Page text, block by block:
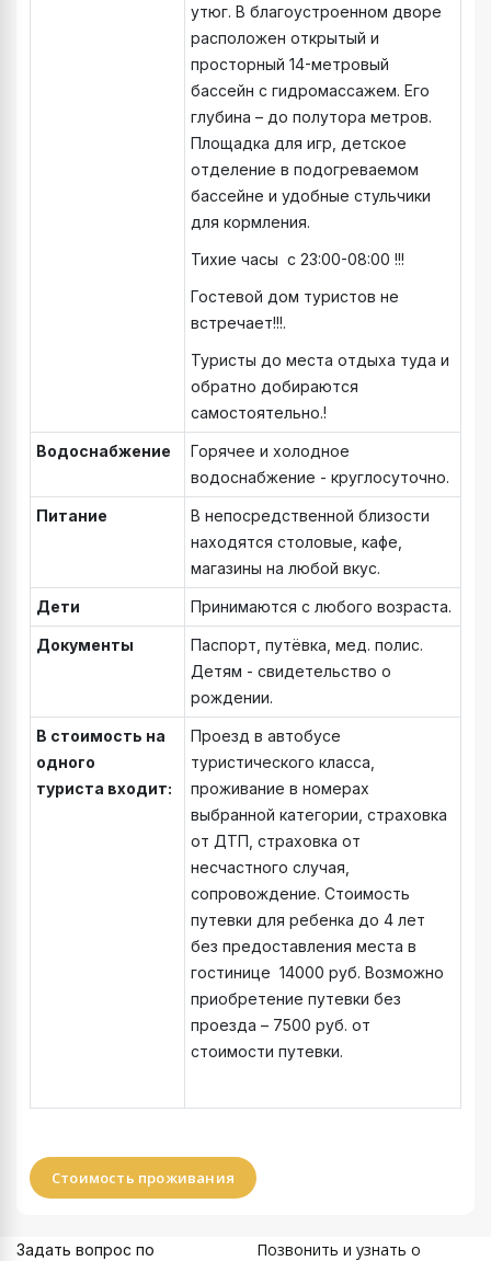
утюг. В благоустроенном дворе
расположен открытый и
просторный 14-метровый
бассейн с гидромассажем. Его
глубина – до полутора метров.
Площадка для игр, детское
отделение в подогреваемом
бассейне и удобные стульчики
для кормления.
Тихие часы с 23:00-08:00 !!!
Гостевой дом туристов не
встречает!!!.
Туристы до места отдыха туда и
обратно добираются
самостоятельно.!
Водоснабжение
Горячее и холодное
водоснабжение - круглосуточно.
Питание
В непосредственной близости
находятся столовые, кафе,
магазины на любой вкус.
Дети Принимаются с любого возраста.
Документы
Паспорт, путёвка, мед. полис.
Детям - свидетельство о
рождении.
В стоимость на
одного
туриста входит:
Проезд в автобусе
туристического класса,
проживание в номерах
выбранной категории, страховка
от ДТП, страховка от
несчастного случая,
сопровождение. Стоимость
путевки для ребенка до 4 лет
без предоставления места в
гостинице 14000 руб. Возможно
приобретение путевки без
проезда – 7500 руб. от
стоимости путевки.
Стоимость проживания
Задать вопрос по Позвонить и узнать о